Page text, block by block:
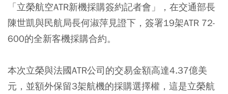
「立榮航空ATR新機採購簽約記者會」，在交通部長
陳世凱與民航局長何淑萍見證下，簽署19架ATR 72-
600的全新客機採購合約。
本次立榮與法國ATR公司的交易金額高達4.37億美
元，並額外保留3架航機的採購選擇權，這是立榮航